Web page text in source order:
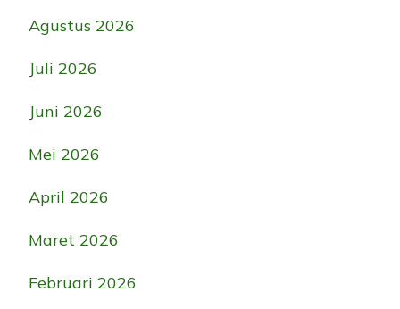
Agustus 2026
Juli 2026
Juni 2026
Mei 2026
April 2026
Maret 2026
Februari 2026